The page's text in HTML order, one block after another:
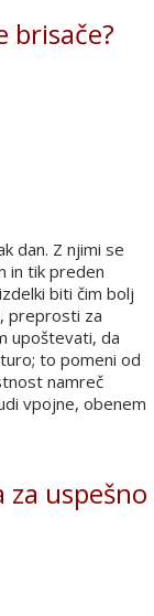
brisače?
dan. Z njimi se
in tik preden
biti čim bolj
preprosti za
upoštevati, da
to pomeni od
namreč
vpojne, obenem
za uspešno